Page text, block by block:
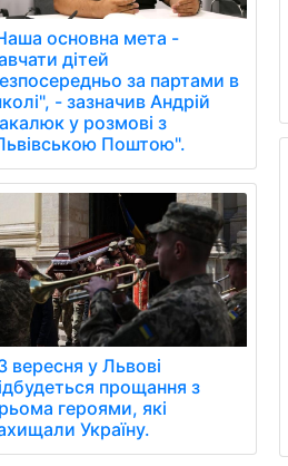
основна мета -
дітей
за партами в
- зазначив Андрій
у розмові з
Поштою".
вересня у Львові
прощання з
героями, які
Україну.